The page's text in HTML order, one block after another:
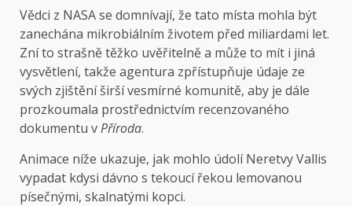
Vědci z NASA se domnívají, že tato místa mohla být
zanechána mikrobiálním životem před miliardami let.
Zní to strašně těžko uvěřitelně a může to mít i jiná
vysvětlení, takže agentura zpřístupňuje údaje ze
svých zjištění širší vesmírné komunitě, aby je dále
prozkoumala prostřednictvím recenzovaného
dokumentu vPříroda.
Animace níže ukazuje, jak mohlo údolí Neretvy Vallis
vypadat kdysi dávno s tekoucí řekou lemovanou
písečnými, skalnatými kopci.